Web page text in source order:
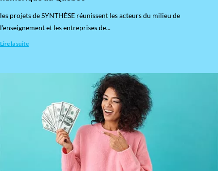
les projets de SYNTHÈSE réunissent les acteurs du milieu de
l’enseignement et les entreprises de...
Lire la suite